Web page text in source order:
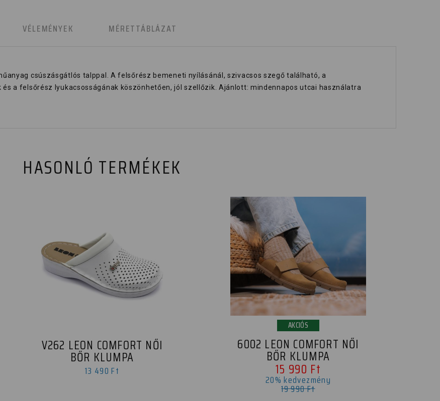
VÉLEMÉNYEK MÉRETTÁBLÁZAT
csúszásgátlós talppal. A felsőrész bemeneti nyílásánál, szivacsos szegő található, a
a felsőrész lyukacsosságának köszönhetően, jól szellőzik. Ajánlott: mindennapos utcai használatra
HASONLÓ TERMÉKEK
V262 LEON COMFORT NŐI
BŐR KLUMPA
13 490 Ft
AKCIÓS
6002 LEON COMFORT NŐI
BŐR KLUMPA
15 990 Ft
20% kedvezmény
19 990 Ft